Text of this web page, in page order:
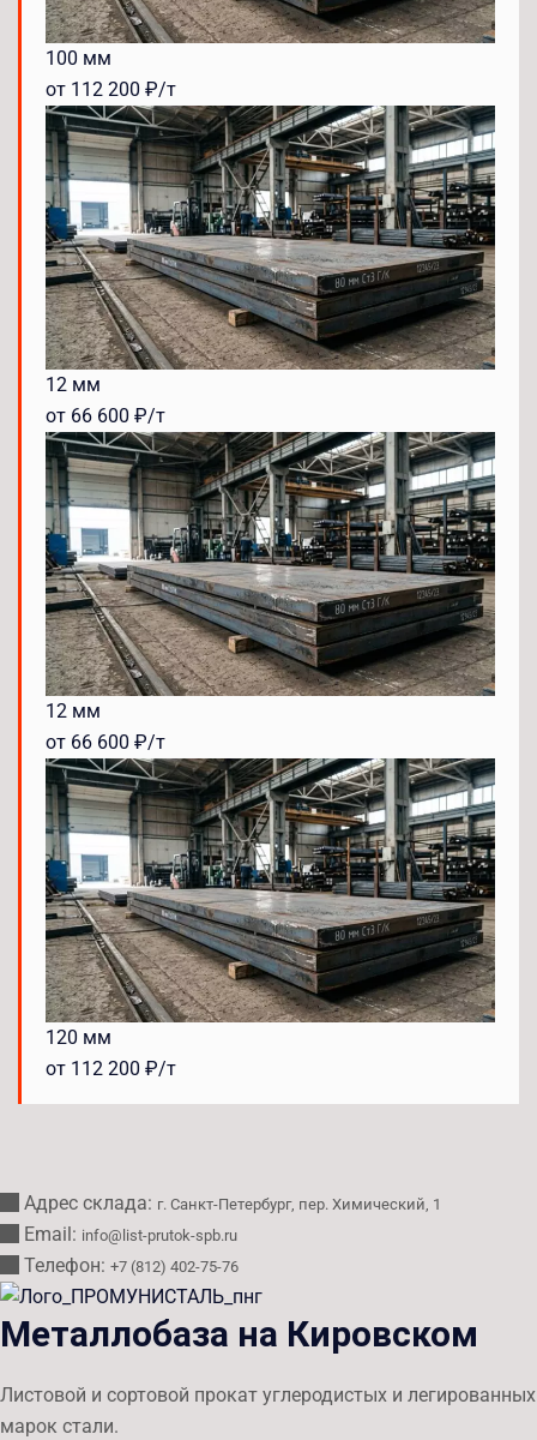
100 мм
от 112 200 ₽/т
12 мм
от 66 600 ₽/т
12 мм
от 66 600 ₽/т
120 мм
от 112 200 ₽/т
Адрес склада: г. Санкт-Петербург, пер. Химический, 1
Email: info@list-prutok-spb.ru
Телефон: +7 (812) 402-75-76
Металлобаза на Кировском
Листовой и сортовой прокат углеродистых и легированных
марок стали.